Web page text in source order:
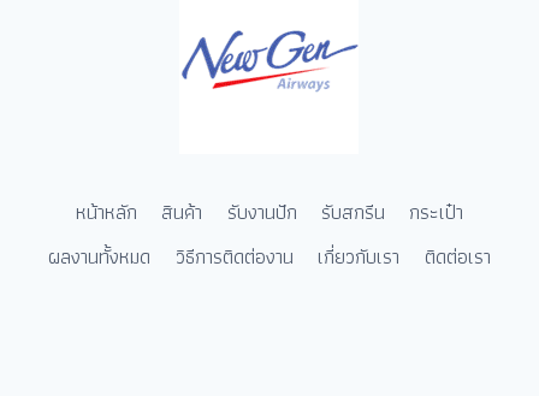
หน้าหลัก สินค้า รับงานปัก รับสกรีน
กระเป๋า
ผลงานทั้งหมด
วิธีการติดต่องาน เกี่ยวกับเรา ติดต่อเรา